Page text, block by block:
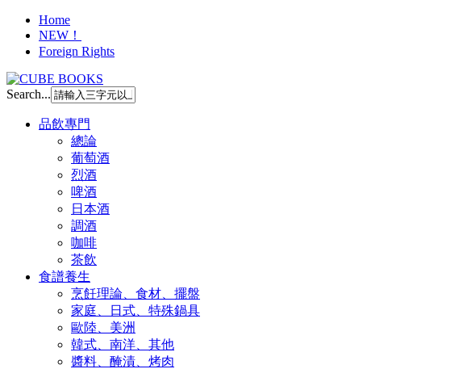
Home
NEW！
Foreign Rights
Search...
品飲專門
總論
葡萄酒
烈酒
啤酒
日本酒
調酒
咖啡
茶飲
食譜養生
烹飪理論、食材、擺盤
家庭、日式、特殊鍋具
歐陸、美洲
韓式、南洋、其他
醬料、醃漬、烤肉